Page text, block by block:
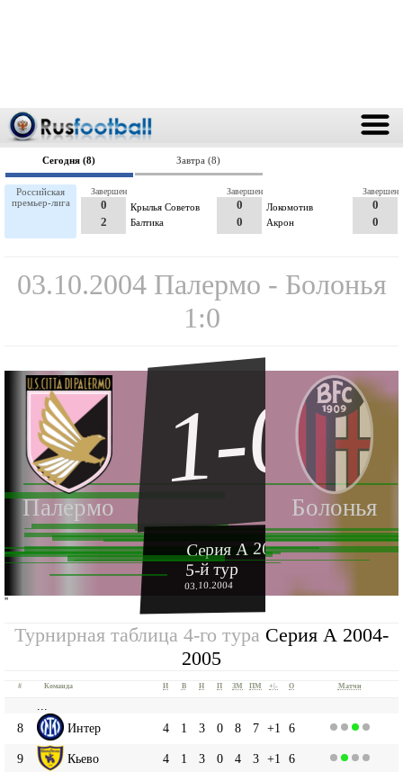
Сегодня (8) Завтра (8)
Российская
премьер-лига
Крылья Советов
0
2
Балтика
Завершен
Локомотив
0
0
Акрон
Завершен
0
0
Завершен
03.10.2004 Палермо - Болонья
1:0
Палермо Болонья
1-0
Серия А 2004-2005
5-й тур
03.10.2004
''
Турнирная таблица 4-го тура Серия А 2004-
2005
# Команда И В Н П ЗМ ПМ +|- О Матчи
8
Интер 4 1 3 0 8 7 +1 6
9 Кьево 4 1 3 0 4 3 +1 6